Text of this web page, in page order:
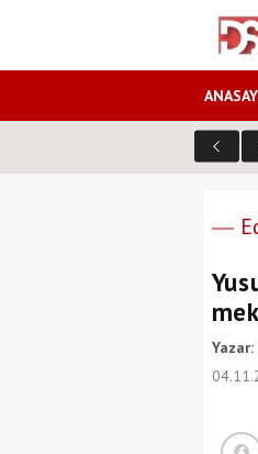
Senarist Harun Kevrek DS
Yazar: